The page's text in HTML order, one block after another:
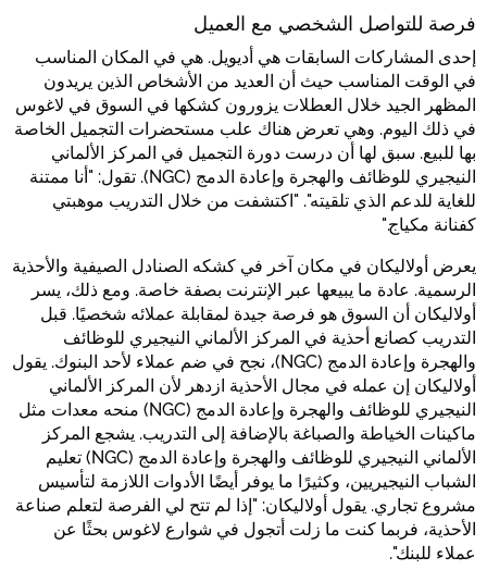
فرصة للتواصل الشخصي مع العميل
إحدى المشاركات السابقات هي أديويل. هي في المكان المناسب
في الوقت المناسب حيث أن العديد من الأشخاص الذين يريدون
المظهر الجيد خلال العطلات يزورون كشكها في السوق في لاغوس
في ذلك اليوم. وهي تعرض هناك علب مستحضرات التجميل الخاصة
بها للبيع. سبق لها أن درست دورة التجميل في المركز الألماني
النيجيري للوظائف والهجرة وإعادة الدمج (NGC). تقول: "أنا ممتنة
للغاية للدعم الذي تلقيته". "اكتشفت من خلال التدريب موهبتي
كفنانة مكياج."
يعرض أولاليكان في مكان آخر في كشكه الصنادل الصيفية والأحذية
الرسمية. عادة ما يبيعها عبر الإنترنت بصفة خاصة. ومع ذلك، يسر
أولاليكان أن السوق هو فرصة جيدة لمقابلة عملائه شخصيًا. قبل
التدريب كصانع أحذية في المركز الألماني النيجيري للوظائف
والهجرة وإعادة الدمج (NGC)، نجح في ضم عملاء لأحد البنوك. يقول
أولاليكان إن عمله في مجال الأحذية ازدهر لأن المركز الألماني
النيجيري للوظائف والهجرة وإعادة الدمج (NGC) منحه معدات مثل
ماكينات الخياطة والصباغة بالإضافة إلى التدريب. يشجع المركز
الألماني النيجيري للوظائف والهجرة وإعادة الدمج (NGC) تعليم
الشباب النيجيريين، وكثيرًا ما يوفر أيضًا الأدوات اللازمة لتأسيس
مشروع تجاري. يقول أولاليكان: "إذا لم تتح لي الفرصة لتعلم صناعة
الأحذية، فربما كنت ما زلت أتجول في شوارع لاغوس بحثًا عن
عملاء للبنك".